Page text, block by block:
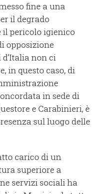
fine a una
il degrado
il pericolo igienico
opposizione
non ci
in questo caso, di
in sede di
e Carabinieri, è
sul luogo delle
carico di un
superiore a
servizi sociali ha